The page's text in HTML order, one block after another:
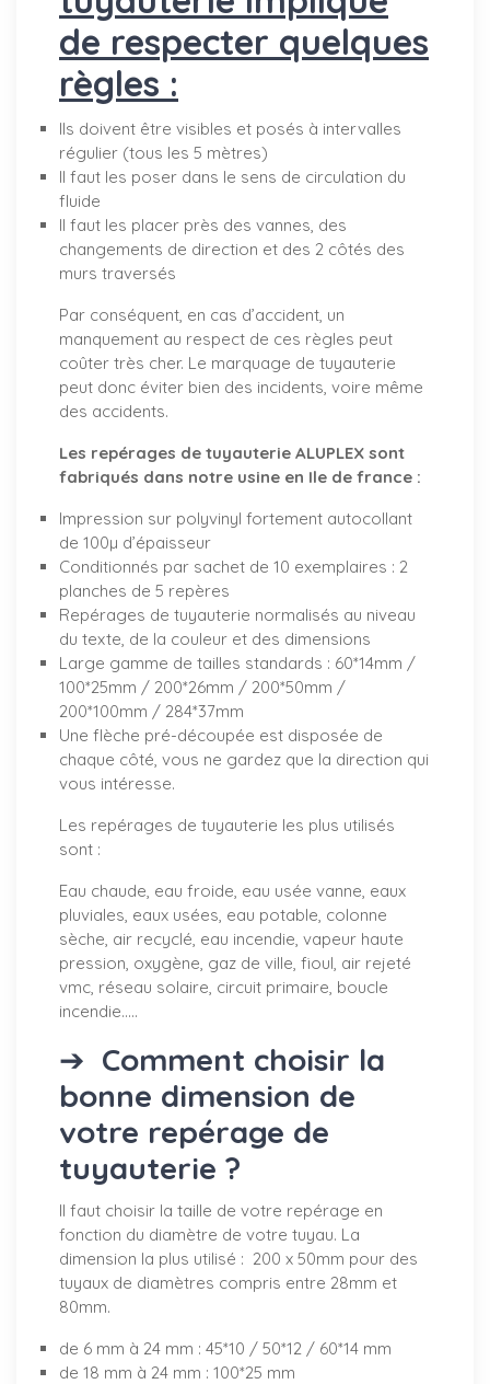
de respecter quelques
règles :
Ils doivent être visibles et posés à intervalles
régulier (tous les 5 mètres)
Il faut les poser dans le sens de circulation du
fluide
Il faut les placer près des vannes, des
changements de direction et des 2 côtés des
murs traversés
Par conséquent, en cas d’accident, un
manquement au respect de ces règles peut
coûter très cher. Le marquage de tuyauterie
peut donc éviter bien des incidents, voire même
des accidents.
Les repérages de tuyauterie ALUPLEX sont
fabriqués dans notre usine en Ile de france :
Impression sur polyvinyl fortement autocollant
de 100µ d’épaisseur
Conditionnés par sachet de 10 exemplaires : 2
planches de 5 repères
Repérages de tuyauterie normalisés au niveau
du texte, de la couleur et des dimensions
Large gamme de tailles standards : 60*14mm /
100*25mm / 200*26mm / 200*50mm /
200*100mm / 284*37mm
Une flèche pré-découpée est disposée de
chaque côté, vous ne gardez que la direction qui
vous intéresse.
Les repérages de tuyauterie les plus utilisés
sont :
Eau chaude, eau froide, eau usée vanne, eaux
pluviales, eaux usées, eau potable, colonne
sèche, air recyclé, eau incendie, vapeur haute
pression, oxygène, gaz de ville, fioul, air rejeté
vmc, réseau solaire, circuit primaire, boucle
incendie.....
➔ Comment choisir la
bonne dimension de
votre repérage de
tuyauterie ?
Il faut choisir la taille de votre repérage en
fonction du diamètre de votre tuyau. La
dimension la plus utilisé : 200 x 50mm pour des
tuyaux de diamètres compris entre 28mm et
80mm.
de 6 mm à 24 mm : 45*10 / 50*12 / 60*14 mm
de 18 mm à 24 mm : 100*25 mm